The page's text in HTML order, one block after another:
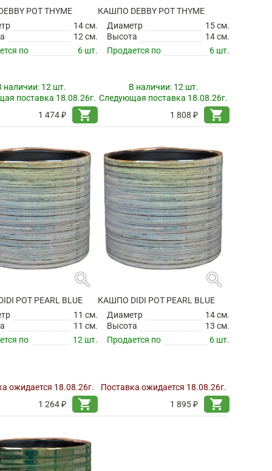
POT THYME
14 см.
12 см.
по
6 шт.
наличии: 12 шт.
поставка 18.08.26г.
1 474 ₽
shopping_cart
КАШПО DEBBY POT THYME
Диаметр
15 см.
Высота
14 см.
Продается по
6 шт.
В наличии: 12 шт.
Следующая поставка 18.08.26г.
1 808 ₽
shopping_cart
search
POT PEARL BLUE
11 см.
11 см.
по
12 шт.
ожидается 18.08.26г.
1 264 ₽
shopping_cart
search
КАШПО DIDI POT PEARL BLUE
Диаметр
14 см.
Высота
13 см.
Продается по
6 шт.
Поставка ожидается 18.08.26г.
1 895 ₽
shopping_cart